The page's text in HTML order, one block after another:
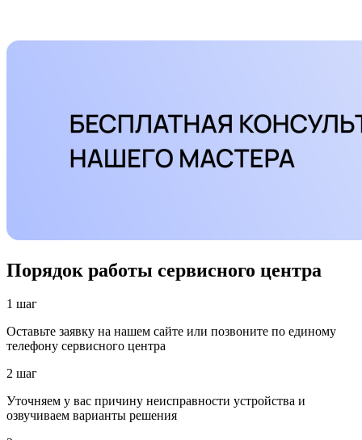
Порядок работы сервисного центра
1 шаг
Оставьте заявку на нашем сайте или позвоните по единому
телефону сервисного центра
2 шаг
Уточняем у вас причину неисправности устройства и
озвучиваем варианты решения